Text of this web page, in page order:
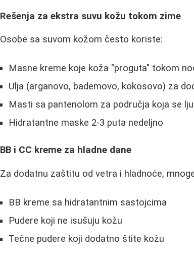
Rešenja za ekstra suvu kožu tokom zime
Osobe sa suvom kožom često koriste:
Masne kreme koje koža "proguta" tokom
Ulja (arganovo, bademovo, kokosovo) za
Masti sa pantenolom za područja koja se
Hidratantne maske 2-3 puta nedeljno
BB i CC kreme za hladne dane
Za dodatnu zaštitu od vetra i hladnoće,
BB kreme sa hidratantnim sastojcima
Pudere koji ne isušuju kožu
Tečne pudere koji dodatno štite kožu